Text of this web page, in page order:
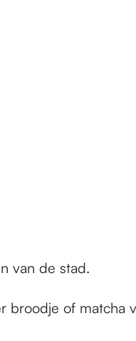
van de stad.
broodje of matcha